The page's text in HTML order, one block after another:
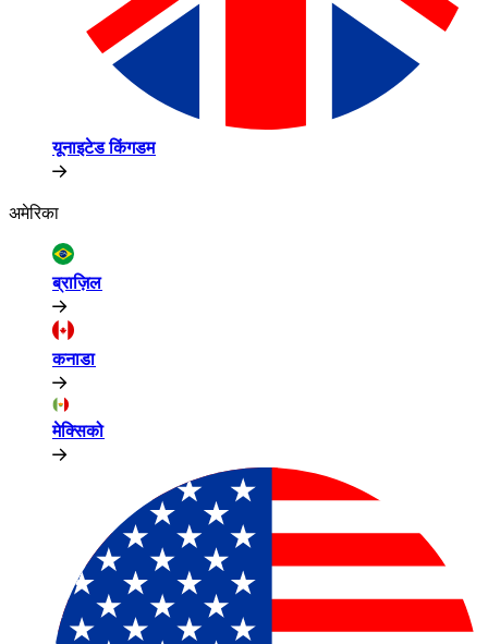
यूनाइटेड किंगडम​​
अमेरिका​​
ब्राज़िल​​
कनाडा​​
मेक्सिको​​